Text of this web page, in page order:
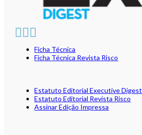
Ficha Técnica
Ficha Técnica Revista Risco
Estatuto Editorial Executive Digest
Estatuto Editorial Revista Risco
Assinar Edição Impressa